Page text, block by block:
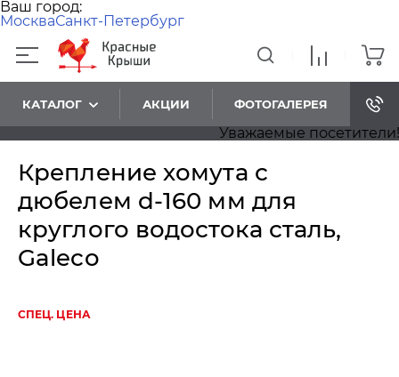
Ваш город:
МоскваСанкт-Петербург
КАТАЛОГ АКЦИИ ФОТОГАЛЕРЕЯ
Уважаемые посетители!
Крепление хомута с
дюбелем d-160 мм для
круглого водостока сталь,
Galeco
СПЕЦ. ЦЕНА